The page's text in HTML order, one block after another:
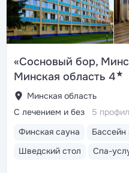
«Сосновый бор,
Минская область 4★
Минская область
Финская сауна
Бассейн
Шведский стол
Спа-
С лечением и без 5